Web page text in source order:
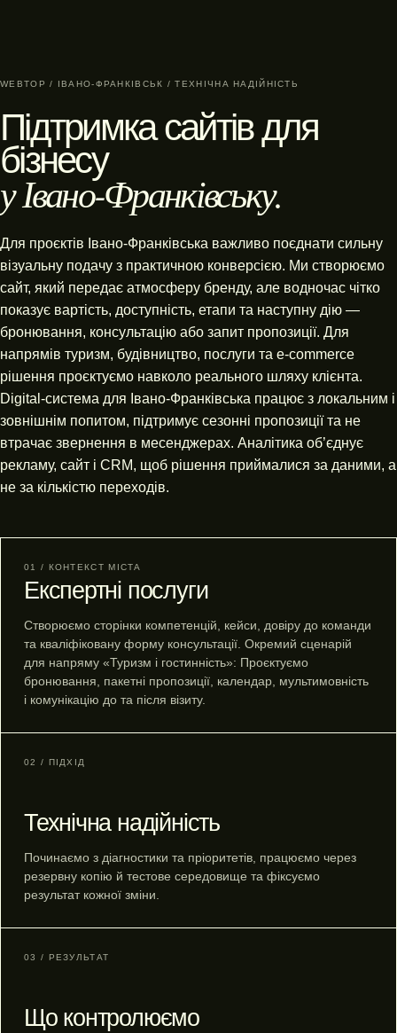
WEBTOP / ІВАНО-ФРАНКІВСЬК / ТЕХНІЧНА НАДІЙНІСТЬ
Підтримка сайтів для
бізнесу
у Івано-Франківську.
Для проєктів Івано-Франківська важливо поєднати сильну
візуальну подачу з практичною конверсією. Ми створюємо
сайт, який передає атмосферу бренду, але водночас чітко
показує вартість, доступність, етапи та наступну дію —
бронювання, консультацію або запит пропозиції. Для
напрямів туризм, будівництво, послуги та e-commerce
рішення проєктуємо навколо реального шляху клієнта.
Digital-система для Івано-Франківська працює з локальним і
зовнішнім попитом, підтримує сезонні пропозиції та не
втрачає звернення в месенджерах. Аналітика об’єднує
рекламу, сайт і CRM, щоб рішення приймалися за даними, а
не за кількістю переходів.
01 / КОНТЕКСТ МІСТА
Експертні послуги
Створюємо сторінки компетенцій, кейси, довіру до команди
та кваліфіковану форму консультації. Окремий сценарій
для напряму «Туризм і гостинність»: Проєктуємо
бронювання, пакетні пропозиції, календар, мультимовність
і комунікацію до та після візиту.
02 / ПІДХІД
Технічна надійність
Починаємо з діагностики та пріоритетів, працюємо через
резервну копію й тестове середовище та фіксуємо
результат кожної зміни.
03 / РЕЗУЛЬТАТ
Що контролюємо